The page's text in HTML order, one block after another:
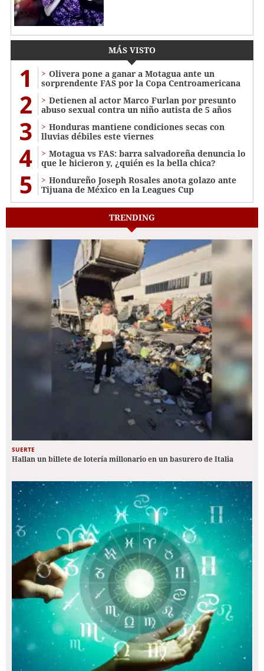
MÁS VISTO
1
Olivera pone a ganar a Motagua ante un
sorprendente FAS por la Copa Centroamericana
2
Detienen al actor Marco Furlan por presunto
abuso sexual contra un niño autista de 5 años
3
Honduras mantiene condiciones secas con
lluvias débiles este viernes
4
Motagua vs FAS: barra salvadoreña denuncia lo
que le hicieron y, ¿quién es la bella chica?
5
Hondureño Joseph Rosales anota golazo ante
Tijuana de México en la Leagues Cup
TRENDING
SUERTE
Hallan un billete de lotería millonario en un basurero de Italia